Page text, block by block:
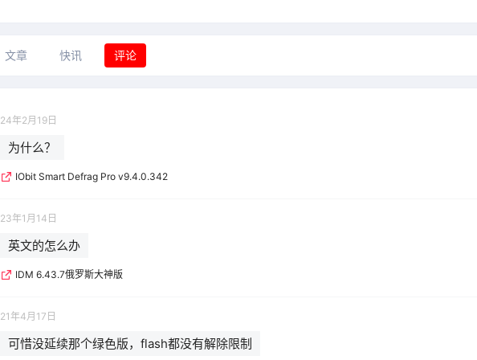
文章 快讯 评论
24年2月19日
为什么？
IObit Smart Defrag Pro v9.4.0.342
23年1月14日
英文的怎么办
IDM 6.43.7俄罗斯大神版
21年4月17日
可惜没延续那个绿色版，flash都没有解除限制